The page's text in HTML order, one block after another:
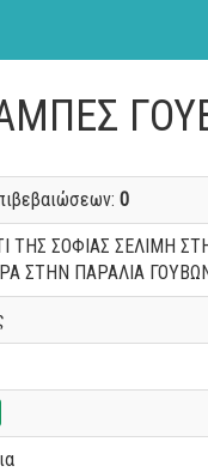
0
ΤΗΣ ΣΟΦΙΑΣ ΣΕΛΙΜΗ
ΣΤΗΝ ΠΑΡΑΛΙΑ